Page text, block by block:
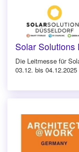
Solar Solutions
Die Leitmesse für
03.12. bis